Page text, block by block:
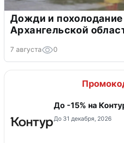
Дожди и
Архангельской
7 августа 0
До -15% на
До 31 декабря, 2026